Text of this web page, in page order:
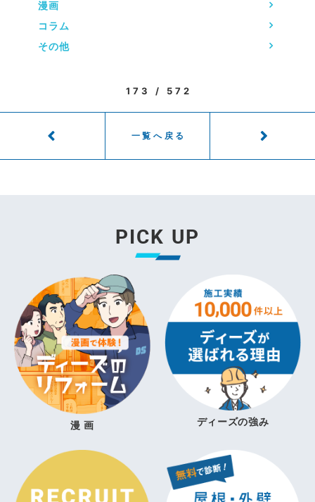
漫画
コラム
その他
173 / 572
一覧へ戻る
PICK UP
漫 画 ディーズの強み